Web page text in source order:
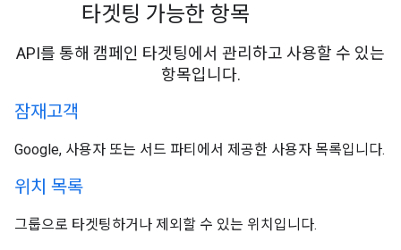
타겟팅 가능한 항목
API를 통해 캠페인 타겟팅에서 관리하고 사용할 수 있는
항목입니다.
잠재고객
Google, 사용자 또는 서드 파티에서 제공한 사용자 목록입니다.
위치 목록
그룹으로 타겟팅하거나 제외할 수 있는 위치입니다.